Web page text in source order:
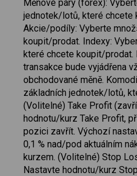
Měnové páry (forex):
jednotek/lotů, které chcete
Akcie/podíly: Vyberte
koupit/prodat. Indexy:
které chcete koupit/prodat.
transakce bude vyjádřena
obchodované měně.
základních jednotek/lotů,
(Volitelné) Take Profit
hodnotu/kurz Take Profit,
pozici zavřít. Výchozí
0,1 % nad/pod aktuálním
kurzem. (Volitelné) Stop
Nastavte hodnotu/kurz